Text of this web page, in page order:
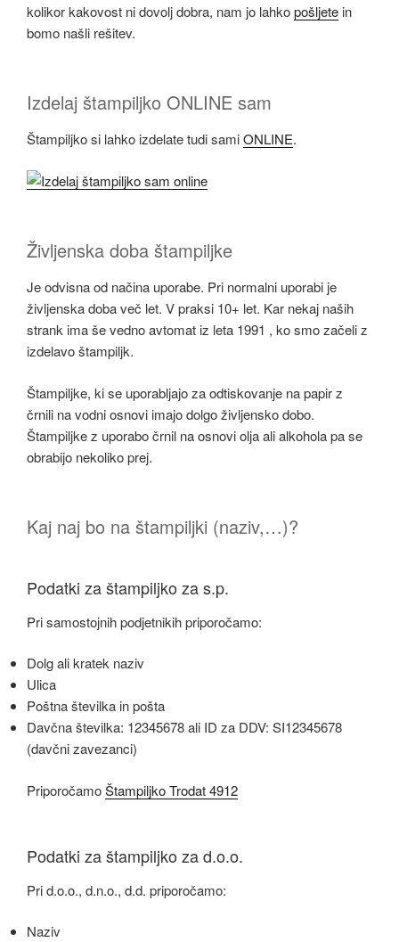
kolikor kakovost ni dovolj dobra, nam jo lahkopošljete in
bomo našli rešitev.
Izdelaj štampiljko ONLINE sam
Štampiljko si lahko izdelate tudi samiONLINE.
Življenska doba štampiljke
Je odvisna od načina uporabe. Pri normalni uporabi je
življenska doba več let. V praksi 10+ let. Kar nekaj naših
strank ima še vedno avtomat iz leta 1991 , ko smo začeli z
izdelavo štampiljk.
Štampiljke, ki se uporabljajo za odtiskovanje na papir z
črnili na vodni osnovi imajo dolgo življensko dobo.
Štampiljke z uporabo črnil na osnovi olja ali alkohola pa se
obrabijo nekoliko prej.
Kaj naj bo na štampiljki (naziv,…)?
Podatki za štampiljko za s.p.
Pri samostojnih podjetnikih priporočamo:
Dolg ali kratek naziv
Ulica
Poštna številka in pošta
Davčna številka: 12345678 ali ID za DDV: SI12345678
(davčni zavezanci)
PriporočamoŠtampiljko Trodat 4912
Podatki za štampiljko za d.o.o.
Pri d.o.o., d.n.o., d.d. priporočamo:
Naziv